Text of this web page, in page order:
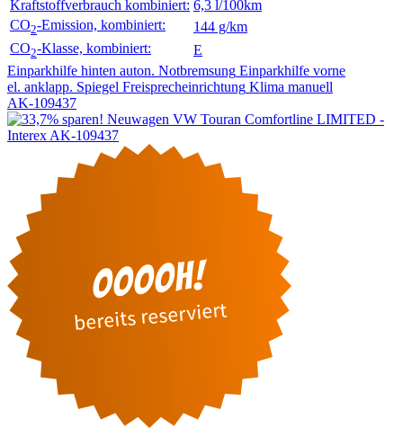
Kraftstoffverbrauch kombiniert: 6,3 l/100km
CO2-Emission, kombiniert:
144 g/km
CO2-Klasse, kombiniert:
E
Einparkhilfe hinten auton. Notbremsung Einparkhilfe vorne
el. anklapp. Spiegel Freisprecheinrichtung Klima manuell
AK-109437